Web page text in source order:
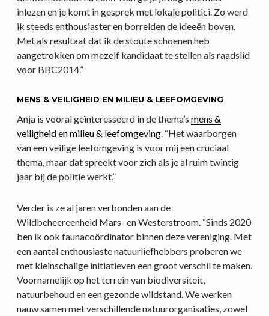
inlezen en je komt in gesprek met lokale politici. Zo werd
ik steeds enthousiaster en borrelden de ideeën boven.
Met als resultaat dat ik de stoute schoenen heb
aangetrokken om mezelf kandidaat te stellen als raadslid
voor BBC2014.”
MENS & VEILIGHEID EN MILIEU & LEEFOMGEVING
Anja is vooral geïnteresseerd in de thema’s mens &
veiligheid en milieu & leefomgeving. “Het waarborgen
van een veilige leefomgeving is voor mij een cruciaal
thema, maar dat spreekt voor zich als je al ruim twintig
jaar bij de politie werkt.”
Verder is ze al jaren verbonden aan de
Wildbeheereenheid Mars- en Westerstroom. “Sinds 2020
ben ik ook faunacoördinator binnen deze vereniging. Met
een aantal enthousiaste natuurliefhebbers proberen we
met kleinschalige initiatieven een groot verschil te maken.
Voornamelijk op het terrein van biodiversiteit,
natuurbehoud en een gezonde wildstand. We werken
nauw samen met verschillende natuurorganisaties, zowel